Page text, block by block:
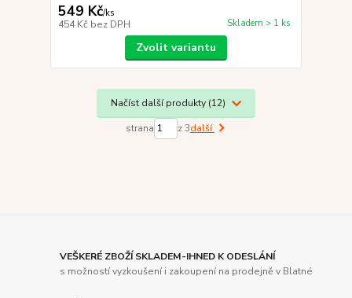
549 Kč/ks
454 Kč bez DPH Skladem > 1 ks
Zvolit variantu
Načíst další produkty (12)
strana z 3další
VEŠKERÉ ZBOŽÍ SKLADEM-IHNED K ODESLÁNÍ
s možností vyzkoušení i zakoupení na prodejně v Blatné